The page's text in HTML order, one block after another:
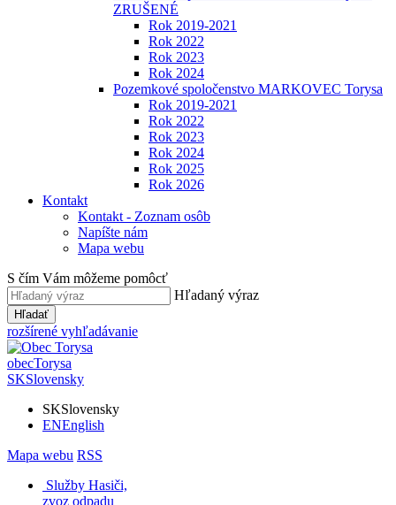
ZRUŠENÉ
Rok 2019-2021
Rok 2022
Rok 2023
Rok 2024
Pozemkové spoločenstvo MARKOVEC Torysa
Rok 2019-2021
Rok 2022
Rok 2023
Rok 2024
Rok 2025
Rok 2026
Kontakt
Kontakt - Zoznam osôb
Napíšte nám
Mapa webu
S čím Vám môžeme pomôcť
Hľadaný výraz
Hľadať
rozšírené vyhľadávanie
obecTorysa
SKSlovensky
SKSlovensky
ENEnglish
Mapa webu RSS
Služby Hasiči,
zvoz odpadu